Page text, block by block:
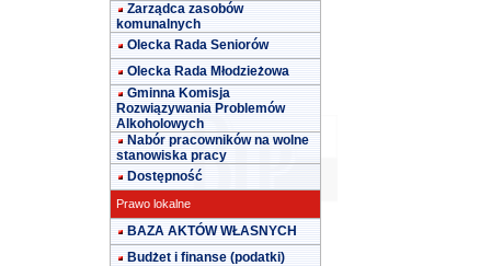
Zarządca zasobów
komunalnych
Olecka Rada Seniorów
Olecka Rada Młodzieżowa
Gminna Komisja
Rozwiązywania Problemów
Alkoholowych
Nabór pracowników na wolne
stanowiska pracy
Dostępność
Prawo lokalne
BAZA AKTÓW WŁASNYCH
Budżet i finanse (podatki)